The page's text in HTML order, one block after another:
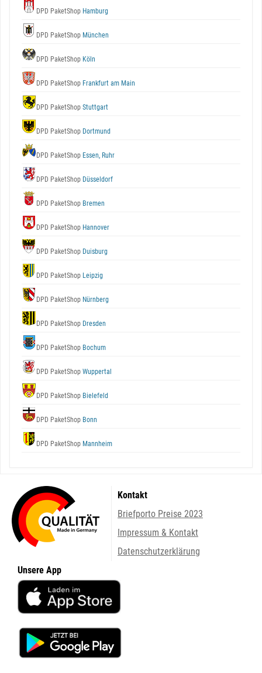
DPD PaketShop Hamburg
DPD PaketShop München
DPD PaketShop Köln
DPD PaketShop Frankfurt am Main
DPD PaketShop Stuttgart
DPD PaketShop Dortmund
DPD PaketShop Essen, Ruhr
DPD PaketShop Düsseldorf
DPD PaketShop Bremen
DPD PaketShop Hannover
DPD PaketShop Duisburg
DPD PaketShop Leipzig
DPD PaketShop Nürnberg
DPD PaketShop Dresden
DPD PaketShop Bochum
DPD PaketShop Wuppertal
DPD PaketShop Bielefeld
DPD PaketShop Bonn
DPD PaketShop Mannheim
Kontakt
Briefporto Preise 2023
Impressum & Kontakt
Datenschutzerklärung
Unsere App